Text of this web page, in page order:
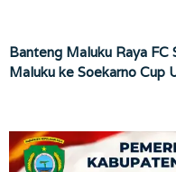
Banteng Maluku Raya FC
Maluku ke Soekarno Cup